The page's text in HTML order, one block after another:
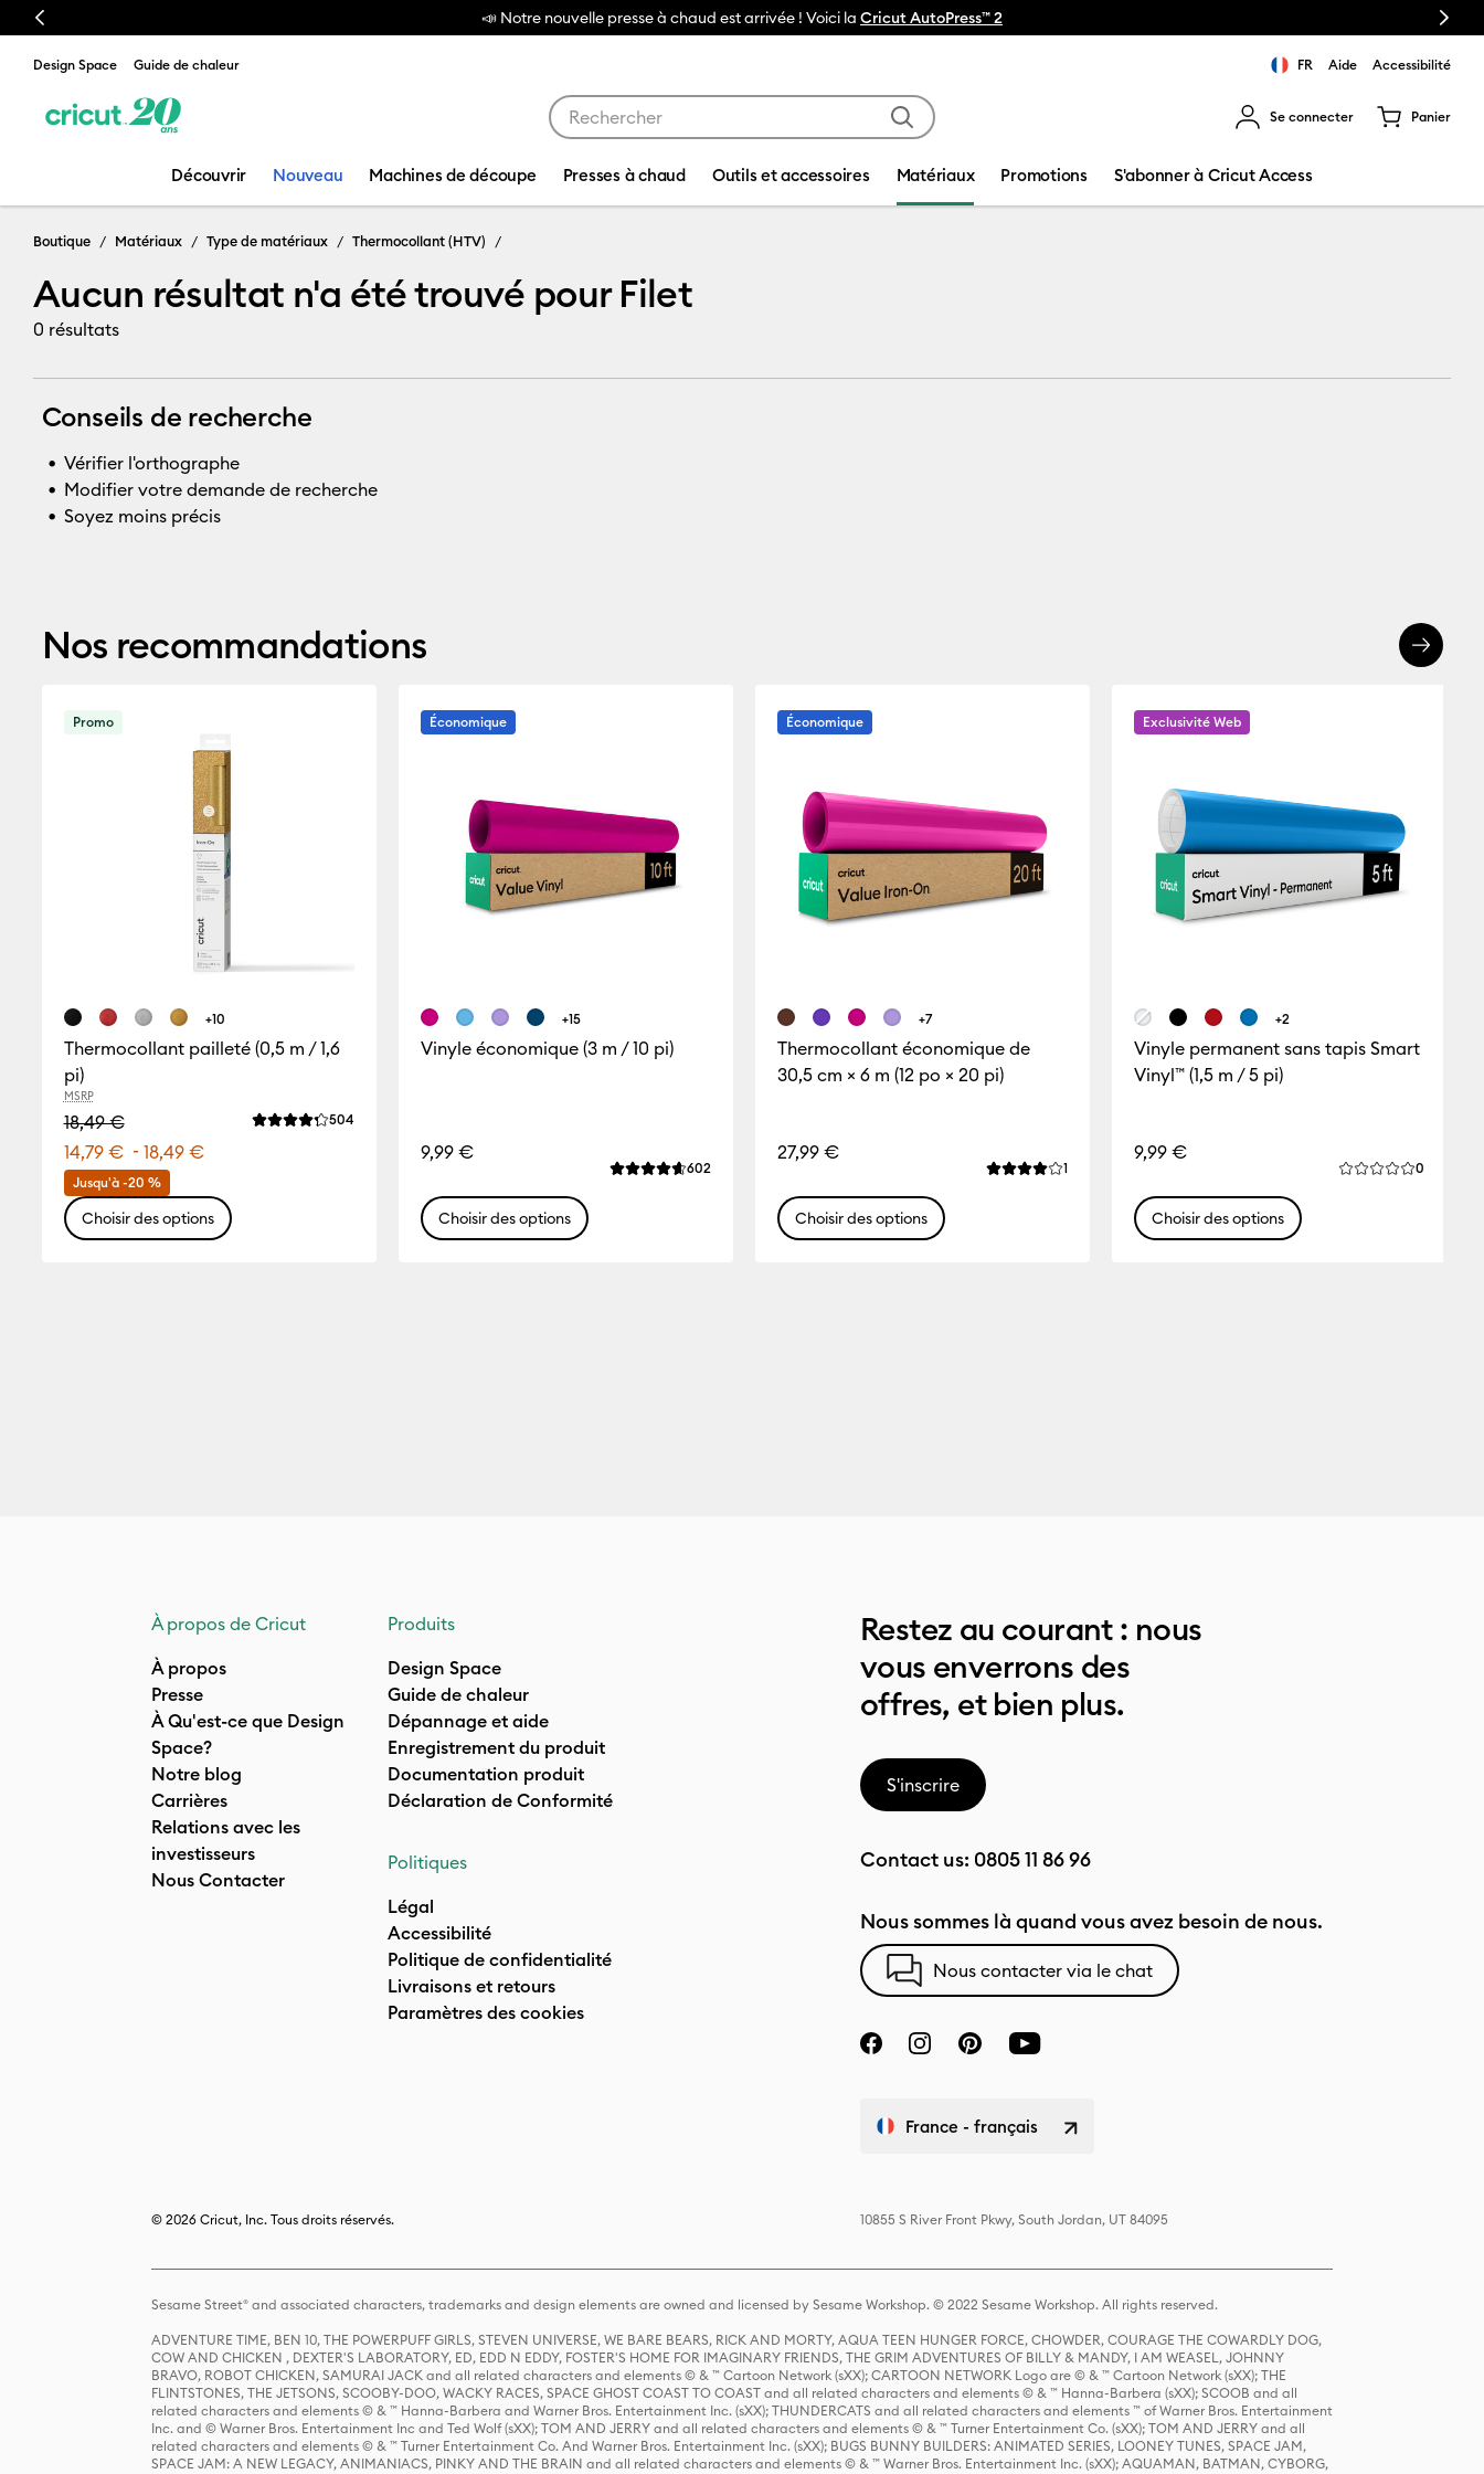
Previous 📣 Notre nouvelle presse à chaud est arrivée ! Voici la Cricut AutoPress™ 2 Next
Design Space Guide de chaleur FR Aide Accessibilité
Se connecter Panier
Découvrir Nouveau Machines de découpe Presses à chaud Outils et accessoires Matériaux Promotions S'abonner à Cricut Access
Filet
Boutique Matériaux Type de matériaux Thermocollant (HTV)
Aucun résultat n'a été trouvé pour Filet
0 résultats
Conseils de recherche
Vérifier l'orthographe
Modifier votre demande de recherche
Soyez moins précis
Nos recommandations
Promo
Thermocollant pailleté (0,5 m / 1,6
pi)
MSRP
18,49 €
14,79 € - 18,49 €
Jusqu'à -20 %
La note moyenne de ce produit est 4.3 sur 5.
504Reviews
+10
Choisir des options
Économique
Vinyle économique (3 m / 10 pi)
9,99 €
La note moyenne de ce produit est 4.7 sur 5.
602Reviews
+15
Choisir des options
Économique
Thermocollant économique de
30,5 cm × 6 m (12 po × 20 pi)
27,99 €
La note moyenne de ce produit est 4.0 sur 5.
1Reviews
+7
Choisir des options
Exclusivité Web
Vinyle permanent sans tapis Smart
Vinyl™ (1,5 m / 5 pi)
9,99 €
La note
0Reviews
+2
Choisir des options
À propos de Cricut
À propos
Presse
À Qu'est-ce que Design
Space?
Notre blog
Carrières
Relations avec les
investisseurs
Nous Contacter
Produits
Design Space
Guide de chaleur
Dépannage et aide
Enregistrement du produit
Documentation produit
Déclaration de Conformité
Politiques
Légal
Accessibilité
Politique de confidentialité
Livraisons et retours
Paramètres des cookies
Restez au courant : nous
vous enverrons des
offres, et bien plus.
S'inscrire
Contact us: 0805 11 86 96
Nous sommes là quand vous avez besoin de nous.
Nous contacter via le chat
France - français
© 2026 Cricut, Inc. Tous droits réservés. 10855 S River Front Pkwy, South Jordan, UT 84095
Sesame Street® and associated characters, trademarks and design elements are owned and licensed by Sesame Workshop. © 2022 Sesame Workshop. All rights reserved.
ADVENTURE TIME, BEN 10, THE POWERPUFF GIRLS, STEVEN UNIVERSE, WE BARE BEARS, RICK AND MORTY, AQUA TEEN HUNGER FORCE, CHOWDER, COURAGE THE COWARDLY DOG,
COW AND CHICKEN , DEXTER'S LABORATORY, ED, EDD N EDDY, FOSTER'S HOME FOR IMAGINARY FRIENDS, THE GRIM ADVENTURES OF BILLY & MANDY, I AM WEASEL, JOHNNY
BRAVO, ROBOT CHICKEN, SAMURAI JACK and all related characters and elements © & ™ Cartoon Network (sXX); CARTOON NETWORK Logo are © & ™ Cartoon Network (sXX); THE
FLINTSTONES, THE JETSONS, SCOOBY-DOO, WACKY RACES, SPACE GHOST COAST TO COAST and all related characters and elements © & ™ Hanna-Barbera (sXX); SCOOB and all
related characters and elements © & ™ Hanna-Barbera and Warner Bros. Entertainment Inc. (sXX); THUNDERCATS and all related characters and elements ™ of Warner Bros. Entertainment
Inc. and © Warner Bros. Entertainment Inc and Ted Wolf (sXX); TOM AND JERRY and all related characters and elements © & ™ Turner Entertainment Co. (sXX); TOM AND JERRY and all
related characters and elements © & ™ Turner Entertainment Co. And Warner Bros. Entertainment Inc. (sXX); BUGS BUNNY BUILDERS: ANIMATED SERIES, LOONEY TUNES, SPACE JAM,
SPACE JAM: A NEW LEGACY, ANIMANIACS, PINKY AND THE BRAIN and all related characters and elements © & ™ Warner Bros. Entertainment Inc. (sXX); AQUAMAN, BATMAN, CYBORG,